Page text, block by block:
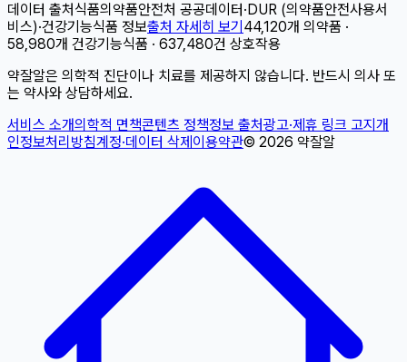
데이터 출처 식품의약품안전처 공공데이터 · DUR (의약품안전사용서
비스)·건강기능식품 정보출처 자세히 보기 44,120개 의약품 ·
58,980개 건강기능식품 · 637,480건 상호작용
약잘알은 의학적 진단이나 치료를 제공하지 않습니다. 반드시 의사 또
는 약사와 상담하세요.
서비스 소개의학적 면책콘텐츠 정책정보 출처광고·제휴 링크 고지 개
인정보처리방침계정·데이터 삭제 이용약관© 2026 약잘알